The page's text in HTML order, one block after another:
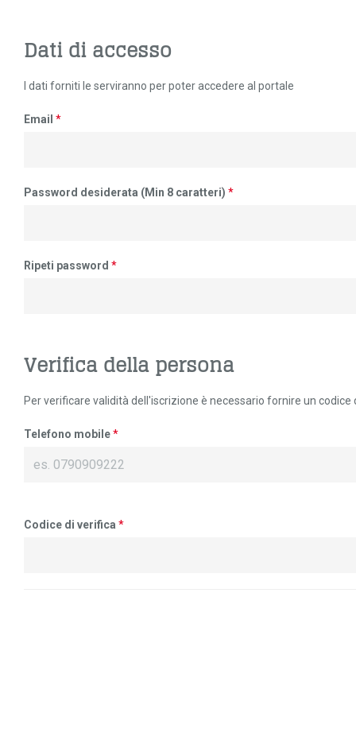
Dati di accesso
I dati forniti le serviranno per poter accedere al portale
Email *
Password desiderata (Min 8 caratteri) *
Ripeti password *
Verifica della persona
Per verificare validità dell'iscrizione è necessario fornire un codice
Telefono mobile*
Codice di verifica *